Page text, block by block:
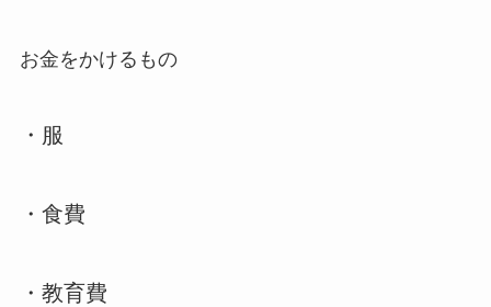
お金をかけるもの
・服
・食費
・教育費